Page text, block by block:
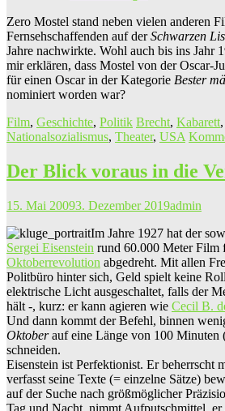
Zero Mostel stand neben vielen anderen
Fernsehschaffenden auf derSchwarzen
Jahre nachwirkte. Wohl auch bis ins Jahr
mir erklären, dass Mostel von der Oscar-
für einen Oscar in der Kategorie Bester
nominiert worden war?
Film, Geschichte, Politik Brecht, Kabarett,
Nationalsozialismus, Theater, USA
Der Blick voraus in die
15. Mai 20093. Dezember 2019admin
Im Jahre 1927 hat der
Sergei Eisenstein rund 60.000 Meter Film
Oktoberrevolution abgedreht. Mit allen
Politbüro hinter sich, Geld spielt keine
elektrische Licht ausgeschaltet, falls der
hält -, kurz: er kann agieren wie Cecil B.
Und dann kommt der Befehl, binnen
Oktoberauf eine Länge von 100 Minuten
schneiden.
Eisenstein ist Perfektionist. Er beherrscht
verfasst seine Texte (= einzelne Sätze)
auf der Suche nach größmöglicher
Tag und Nacht, nimmt Aufputschmittel, er